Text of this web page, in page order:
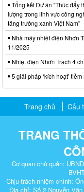
Tổng kết Dự án “Thúc đẩy
lượng trong lĩnh vực công
tăng trưởng xanh Việt Nam”
Nhà máy nhiệt điện Nhơn
11/2025
Nhiệt điện Nhơn Trạch 4
5 giải pháp ‘kích hoạt’
Trang chủ Cấu
TRANG
Cơ quan chủ quản:
Chịu trách nhiệm chính:
Địa chỉ: Số 2 Nguyễn